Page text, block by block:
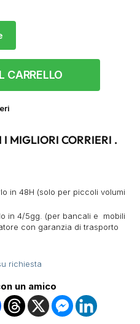
CARRELLO
MIGLIORI CORRIERI .
in 48H (solo per piccoli volumi
in 4/5gg. (per bancali e mobili
con garanzia di trasporto
richiesta
un amico